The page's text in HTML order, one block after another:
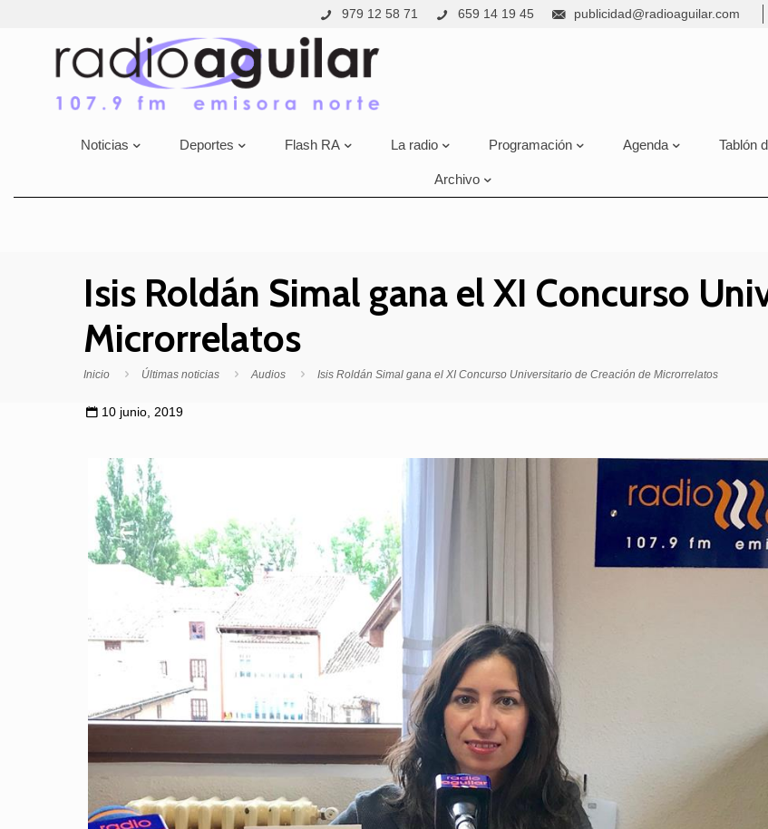
979 12 58 71 659 14 19 45 publicidad@radioaguilar.com
Noticias Deportes Flash RA La radio Programación Agenda Tablón
Archivo
Isis Roldán Simal gana el XI Concurso
Microrrelatos
Inicio Últimas noticias Audios Isis Roldán Simal gana el XI Concurso Universitario de Creación de Microrrelatos
10 junio, 2019